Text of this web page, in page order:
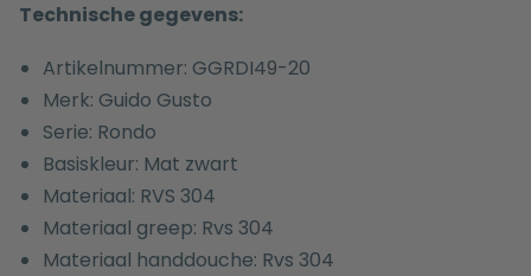
Technische gegevens:
Artikelnummer: GGRDI49-20
Merk: Guido Gusto
Serie: Rondo
Basiskleur: Mat zwart
Materiaal: RVS 304
Materiaal greep: Rvs 304
Materiaal handdouche: Rvs 304